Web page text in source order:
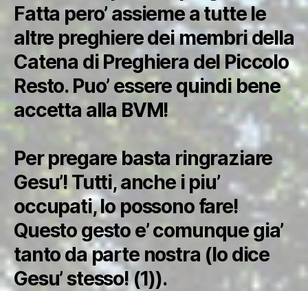
Fatta pero’ assieme a tutte le
altre preghiere dei membri della
Catena di Preghiera del Piccolo
Resto. Puo’ essere quindi bene
accetta alla BVM!
Per pregare basta ringraziare
Gesu’! Tutti, anche i piu’
occupati, lo possono fare!
Questo gesto e’ comunque gia’
tanto da parte nostra (lo dice
Gesu’ stesso! (1)).